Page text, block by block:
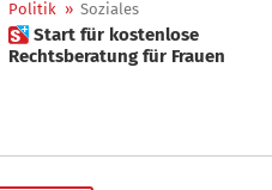
Politik » Soziales
 Start für kostenlose
Rechtsberatung für Frauen